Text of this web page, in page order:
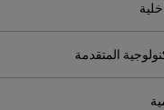
المتقدمة